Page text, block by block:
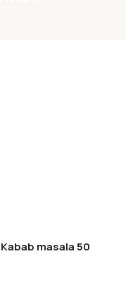
masala 50